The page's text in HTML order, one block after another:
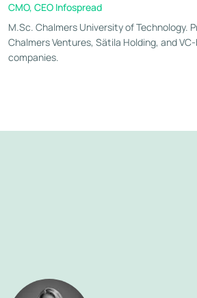
CMO, CEO Infospread
M.Sc. Chalmers University of Technology.
Chalmers Ventures, Sätila Holding, and
companies.